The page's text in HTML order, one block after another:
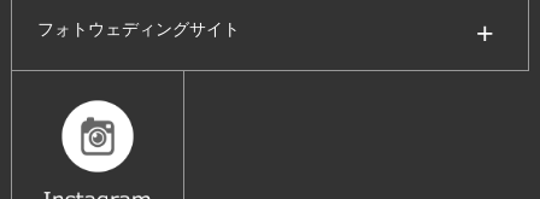
フォトウェディングサイト